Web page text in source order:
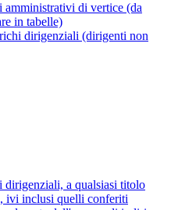
amministrativi di vertice (da
in tabelle)
dirigenziali (dirigenti non
dirigenziali, a qualsiasi titolo
ivi inclusi quelli conferiti